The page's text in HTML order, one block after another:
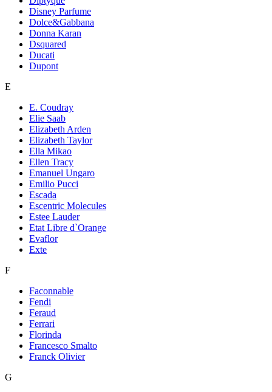
Disney Parfume
Dolce&Gabbana
Donna Karan
Dsquared
Ducati
Dupont
E
E. Coudray
Elie Saab
Elizabeth Arden
Elizabeth Taylor
Ella Mikao
Ellen Tracy
Emanuel Ungaro
Emilio Pucci
Escada
Escentric Molecules
Estee Lauder
Etat Libre d`Orange
Evaflor
Exte
F
Faconnable
Fendi
Feraud
Ferrari
Florinda
Francesco Smalto
Franck Olivier
G